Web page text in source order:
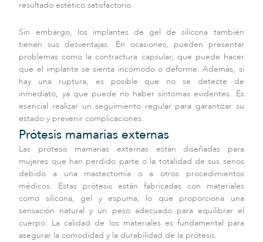
resultado estético satisfactorio.
Sin embargo, los implantes de gel de silicona también
tienen sus desventajas. En ocasiones, pueden presentar
problemas como la contractura capsular, que puede hacer
que el implante se sienta incómodo o deforme. Además, si
hay una ruptura, es posible que no se detecte de
inmediato, ya que puede no haber síntomas evidentes. Es
esencial realizar un seguimiento regular para garantizar su
estado y prevenir complicaciones.
Prótesis mamarias externas
Las prótesis mamarias externas están diseñadas para
mujeres que han perdido parte o la totalidad de sus senos
debido a una mastectomía o a otros procedimientos
médicos. Estas prótesis están fabricadas con materiales
como silicona, gel y espuma, lo que proporciona una
sensación natural y un peso adecuado para equilibrar el
cuerpo. La calidad de los materiales es fundamental para
asegurar la comodidad y la durabilidad de la prótesis.